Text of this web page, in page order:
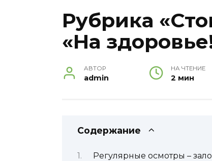
Рубрика
«На
АВТОР
admin
НА ЧТЕНИЕ
2 мин
Содержание
Регулярные осмотры –